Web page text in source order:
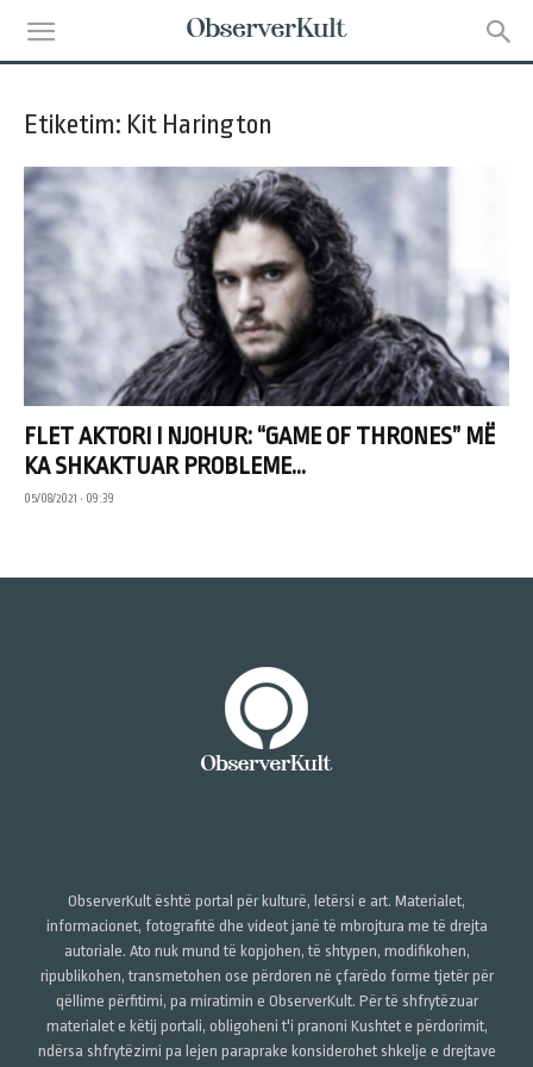
Etiketim: Kit Harington
FLET AKTORI I NJOHUR: “GAME OF THRONES” MË
KA SHKAKTUAR PROBLEME...
05/08/2021 • 09:39
ObserverKult është portal për kulturë, letërsi e art. Materialet,
informacionet, fotografitë dhe videot janë të mbrojtura me të drejta
autoriale. Ato nuk mund të kopjohen, të shtypen, modifikohen,
ripublikohen, transmetohen ose përdoren në çfarëdo forme tjetër për
qëllime përfitimi, pa miratimin e ObserverKult. Për të shfrytëzuar
materialet e këtij portali, obligoheni t'i pranoni Kushtet e përdorimit,
ndërsa shfrytëzimi pa lejen paraprake konsiderohet shkelje e drejtave